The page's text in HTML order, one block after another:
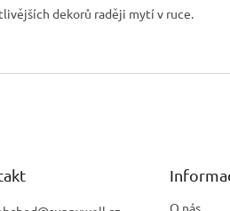
dekorů raději mytí v ruce.
O nás